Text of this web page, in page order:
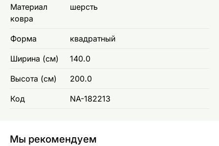
Материал
ковра
шерсть
Форма квадратный
Ширина (см) 140.0
Высота (см) 200.0
Код NA-182213
Мы рекомендуем